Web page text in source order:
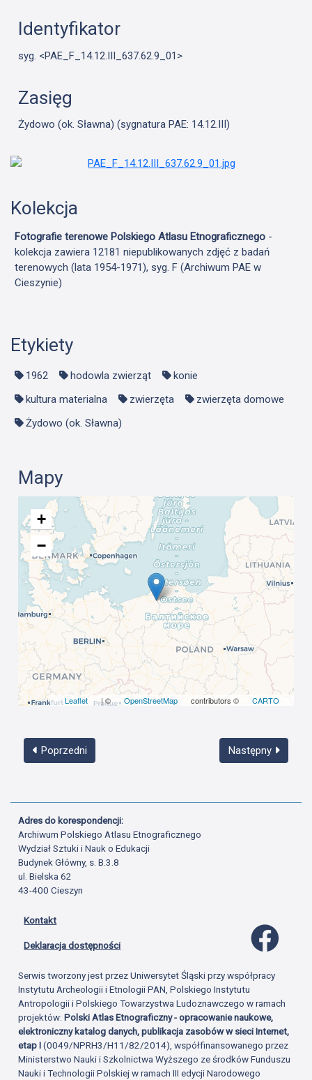
Identyfikator
syg. <PAE_F_14.12.III_637.62.9_01>
Zasięg
Żydowo (ok. Sławna) (sygnatura PAE: 14.12.III)
Kolekcja
Fotografie terenowe Polskiego Atlasu Etnograficznego -
kolekcja zawiera 12181 niepublikowanych zdjęć z badań
terenowych (lata 1954-1971), syg. F (Archiwum PAE w
Cieszynie)
Etykiety
1962 hodowla zwierząt
konie
kultura materialna
zwierzęta
zwierzęta domowe
Żydowo (ok. Sławna)
Mapy
+
−
Leaflet | © OpenStreetMap contributors © CARTO
Poprzedni Następny
Adres do korespondencji:
Archiwum Polskiego Atlasu Etnograficznego
Wydział Sztuki i Nauk o Edukacji
Budynek Główny, s. B.3.8
ul. Bielska 62
43-400 Cieszyn
Kontakt
Deklaracja dostępności
Serwis tworzony jest przez Uniwersytet Śląski przy współpracy
Instytutu Archeologii i Etnologii PAN, Polskiego Instytutu
Antropologii i Polskiego Towarzystwa Ludoznawczego w ramach
projektów:Polski Atlas Etnograficzny - opracowanie naukowe,
elektroniczny katalog danych, publikacja zasobów w sieci Internet,
etap I(0049/NPRH3/H11/82/2014), współfinansowanego przez
Ministerstwo Nauki i Szkolnictwa Wyższego ze środków Funduszu
Nauki i Technologii Polskiej w ramach III edycji Narodowego